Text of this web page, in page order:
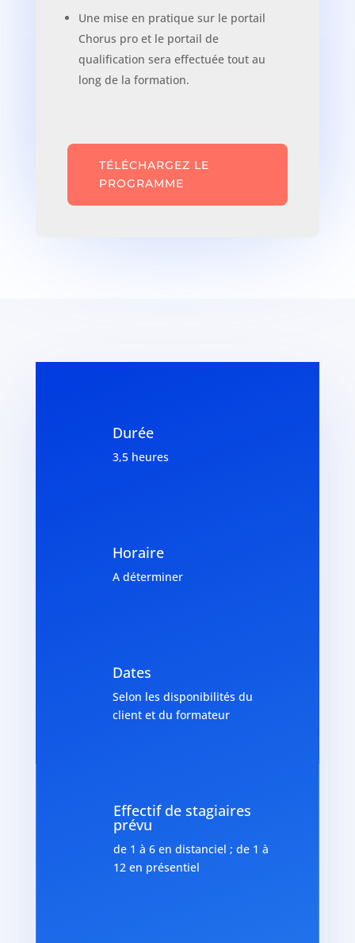
Une mise en pratique sur le portail
Chorus pro et le portail de
qualification sera effectuée tout au
long de la formation.
TÉLÉCHARGEZ LE
PROGRAMME
Durée
3,5 heures
Horaire
A déterminer
Dates
Selon les disponibilités du
client et du formateur
Effectif de stagiaires
prévu
de 1 à 6 en distanciel ; de 1 à
12 en présentiel